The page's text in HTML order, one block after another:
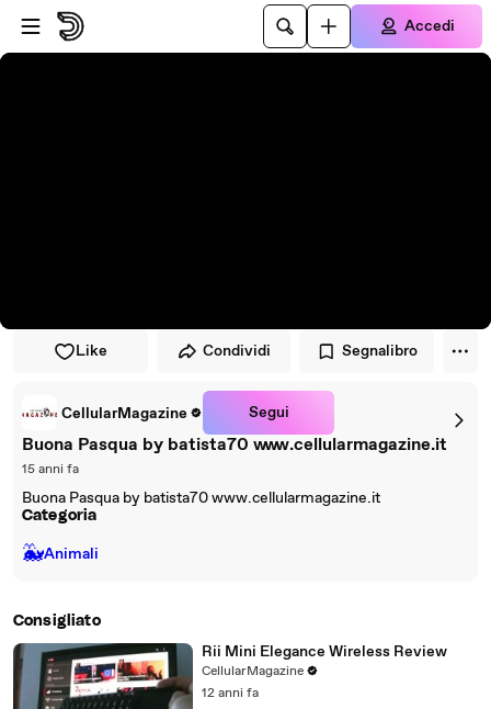
Vai al lettore
Passa al contenuto principale
Accedi
Like Condividi Segnalibro
CellularMagazine Segui
Buona Pasqua by batista70 www.cellularmagazine.it
15 anni fa
Buona Pasqua by batista70 www.cellularmagazine.it
Categoria
🐳Animali
Consigliato
Rii Mini Elegance Wireless Review
CellularMagazine
12 anni fa